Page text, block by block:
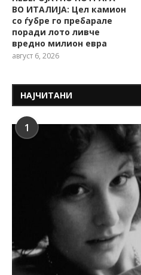
ВО ИТАЛИЈА: Цел камион
со ѓубре го пребарале
поради лото ливче
вредно милион евра
август 6, 2026
НАЈЧИТАНИ
1